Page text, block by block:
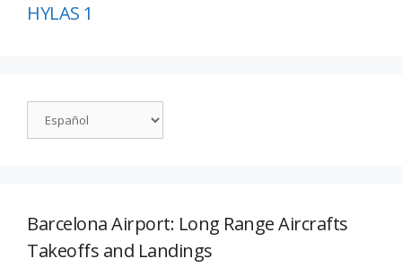
HYLAS 1
Barcelona Airport: Long Range Aircrafts
Takeoffs and Landings